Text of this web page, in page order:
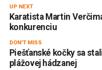
UP NEXT
Karatista Martin
konkurenciu
DON'T MISS
Piešťanské kočky sa
plážovej hádzanej